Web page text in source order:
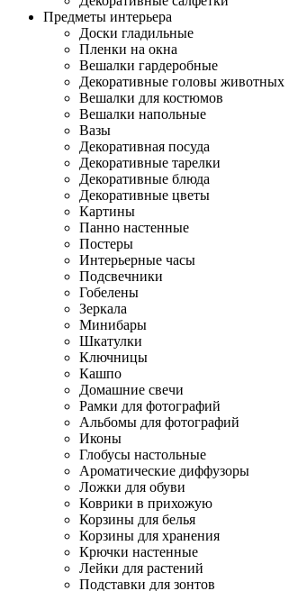
Предметы интерьера
Доски гладильные
Пленки на окна
Вешалки гардеробные
Декоративные головы животных
Вешалки для костюмов
Вешалки напольные
Вазы
Декоративная посуда
Декоративные тарелки
Декоративные блюда
Декоративные цветы
Картины
Панно настенные
Постеры
Интерьерные часы
Подсвечники
Гобелены
Зеркала
Минибары
Шкатулки
Ключницы
Кашпо
Домашние свечи
Рамки для фотографий
Альбомы для фотографий
Иконы
Глобусы настольные
Ароматические диффузоры
Ложки для обуви
Коврики в прихожую
Корзины для белья
Корзины для хранения
Крючки настенные
Лейки для растений
Подставки для зонтов